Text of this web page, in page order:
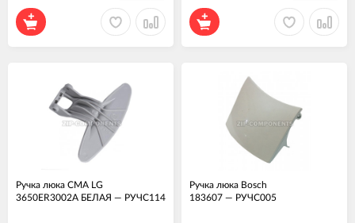
Ручка люка СМА LG
3650ER3002A БЕЛАЯ — РУЧС114
Ручка люка Bosch
183607 — РУЧС005